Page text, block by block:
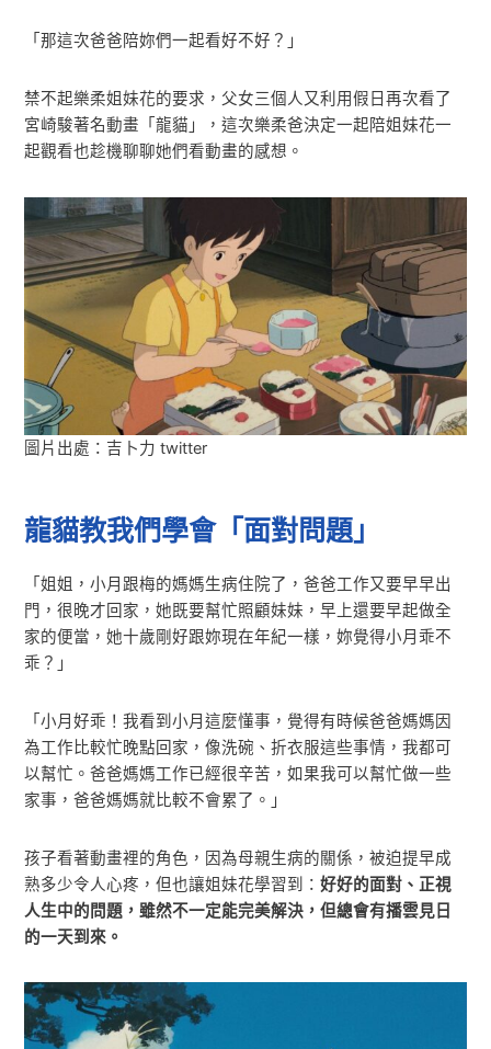
「那這次爸爸陪妳們一起看好不好？」
禁不起樂柔姐妹花的要求，父女三個人又利用假日再次看了
宮崎駿著名動畫「龍貓」，這次樂柔爸決定一起陪姐妹花一
起觀看也趁機聊聊她們看動畫的感想。
圖片出處：吉卜力 twitter
龍貓教我們學會「面對問題」
「姐姐，小月跟梅的媽媽生病住院了，爸爸工作又要早早出
門，很晚才回家，她既要幫忙照顧妹妹，早上還要早起做全
家的便當，她十歲剛好跟妳現在年紀一樣，妳覺得小月乖不
乖？」
「小月好乖！我看到小月這麼懂事，覺得有時候爸爸媽媽因
為工作比較忙晚點回家，像洗碗、折衣服這些事情，我都可
以幫忙。爸爸媽媽工作已經很辛苦，如果我可以幫忙做一些
家事，爸爸媽媽就比較不會累了。」
孩子看著動畫裡的角色，因為母親生病的關係，被迫提早成
熟多少令人心疼，但也讓姐妹花學習到：好好的面對、正視
人生中的問題，雖然不一定能完美解決，但總會有播雲見日
的一天到來。